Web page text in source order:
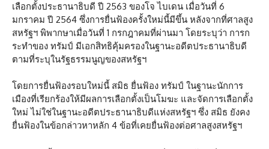
เลือกตั้งประธานาธิบดี ปี 2563 ของโจ ไบเดน เมื่อวันที่ 6
มกราคม ปี 2564 ซึ่งการยื่นฟ้องครั้งใหม่นี้มีขึ้น หลังจากที่ศาลสูง
สหรัฐฯ พิพากษาเมื่อวันที่ 1 กรกฎาคมที่ผ่านมา โดยระบุว่า การก
ระทำของ ทรัมป์ มีเอกสิทธิคุ้มครองในฐานะอดีตประธานาธิบดี
ตามที่ระบุในรัฐธรรมนูญของสหรัฐฯ
โดยการยื่นฟ้องรอบใหม่นี้ สมิธ ยื่นฟ้อง ทรัมป์ ในฐานะนักการ
เมืองที่เรียกร้องให้มีผลการเลือกตั้งเป็นโมฆะ และจัดการเลือกตั้ง
ใหม่ ไม่ใช่ในฐานะอดีตประธานาธิบดีแห่งสหรัฐฯ ซึ่ง สมิธ ยังคง
ยื่นฟ้องในข้อกล่าวหาหลัก 4 ข้อที่เคยยื่นฟ้องต่อศาลสูงสหรัฐฯ